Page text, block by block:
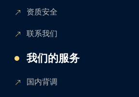
资质安全
联系我们
我们的服务
国内背调